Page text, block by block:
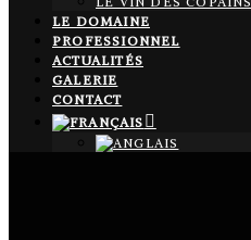
LE DOMAINE
PROFESSIONNEL
ACTUALITÉS
GALERIE
CONTACT